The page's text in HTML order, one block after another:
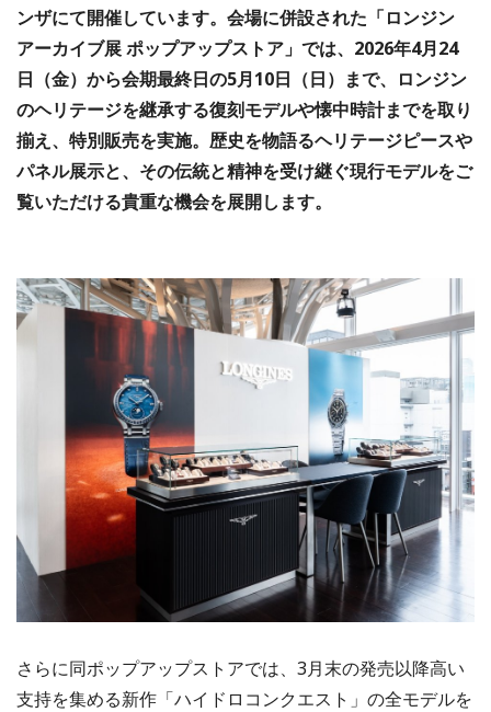
ンザにて開催しています。会場に併設された「ロンジン
アーカイブ展 ポップアップストア」では、2026年4月24
日（金）から会期最終日の5月10日（日）まで、ロンジン
のヘリテージを継承する復刻モデルや懐中時計までを取り
揃え、特別販売を実施。歴史を物語るヘリテージピースや
パネル展示と、その伝統と精神を受け継ぐ現行モデルをご
覧いただける貴重な機会を展開します。
さらに同ポップアップストアでは、3月末の発売以降高い
支持を集める新作「ハイドロコンクエスト」の全モデルを